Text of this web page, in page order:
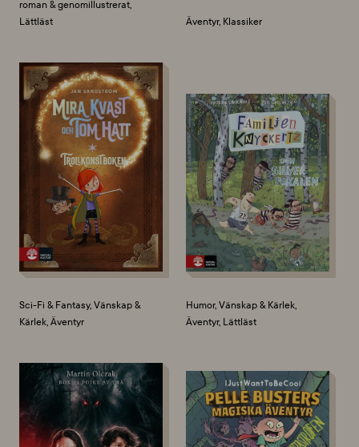
roman & genomillustrerat,
Lättläst
Äventyr, Klassiker
Sci-Fi & Fantasy, Vänskap &
Kärlek, Äventyr
Humor, Vänskap & Kärlek,
Äventyr, Lättläst